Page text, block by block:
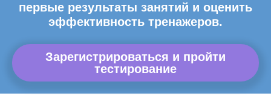
первые результаты занятий и оценить
эффективность тренажеров.
Зарегистрироваться и пройти
тестирование